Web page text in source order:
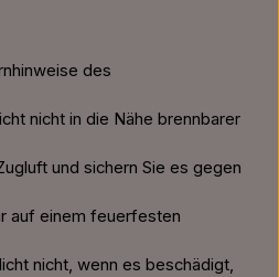
des
nicht in die Nähe brennbarer
und sichern Sie es gegen
auf einem feuerfesten
nicht, wenn es beschädigt,